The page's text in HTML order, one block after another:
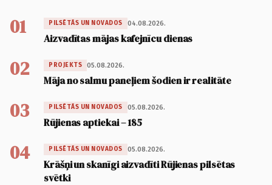
01 PILSĒTĀS UN NOVADOS 04.08.2026.
Aizvadītas mājas kafejnīcu dienas
02 PROJEKTS 05.08.2026.
Māja no salmu paneļiem šodien ir realitāte
03 PILSĒTĀS UN NOVADOS 05.08.2026.
Rūjienas aptiekai – 185
04 PILSĒTĀS UN NOVADOS 05.08.2026.
Krāšņi un skanīgi aizvadīti Rūjienas pilsētas
svētki